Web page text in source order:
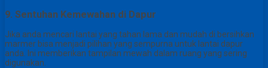
9. Sentuhan Kemewahan di Dapur
Jika anda mencari lantai yang tahan lama dan mudah di bersihkan
marmer bisa menjadi pilihan yang sempurna untuk lantai dapur
anda. Ini memberikan tampilan mewah dalam ruang yang sering
digunakan.